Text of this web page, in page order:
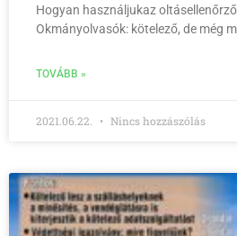
Hogyan használjukaz
Okmányolvasók: kötelező, de még
TOVÁBB »
2021.06.22. Nincs hozzászólás